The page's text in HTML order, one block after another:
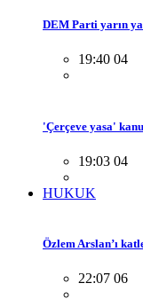
DEM Parti yarın
19:40 04
'Çerçeve yasa'
19:03 04
HUKUK
Özlem Arslan’ı
22:07 06